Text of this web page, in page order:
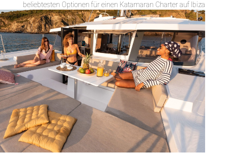
beliebtesten Optionen für einen Katamaran Charter auf Ibiza